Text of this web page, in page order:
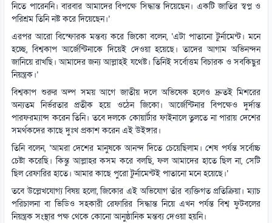
নিতে পারেননি। বারবার আমাদের বিপক্ষে সিদ্ধান্ত দিয়েছেন। একটি জাতির স্বপ্ন ও
পরিশ্রম তিনি নষ্ট করে দিয়েছেন।’
এরপর আরো বিস্ফোরক মন্তব্য করে জিকো বলেন, ‘এটা পাতানো টুর্নামেন্ট। মনে
হচ্ছে, বিশ্বকাপ আর্জেন্টিনাকে দিয়েই দেওয়া হয়েছে। তাদের আগাম অভিনন্দন
জানিয়ে রাখছি। আমাদের জন্য আল্লাহই যথেষ্ট। তিনিই সর্বোত্তম বিচারক ও সবকিছুর
নিয়ন্ত্রক।’
বিশ্বকাপ শুরুর অল্প সময় আগে জাতীয় দলে অভিষেক হলেও দ্রুতই মিশরের
অন্যতম নির্ভরতার প্রতীক হয়ে ওঠেন জিকো। আর্জেন্টিনার বিপক্ষেও দুর্দান্ত
পারফরম্যান্স করেন তিনি। তবে দলকে কোয়ার্টার ফাইনালে তুলতে না পারায় দেশের
সমর্থকদের কাছে দুঃখ প্রকাশ করেন এই উইঙ্গার।
তিনি বলেন, ‘আমরা দেশের মানুষকে আনন্দ দিতে চেয়েছিলাম। শেষ পর্যন্ত সর্বোচ্চ
চেষ্টা করেছি। কিন্তু আল্লাহর কসম করে বলছি, ফল আমাদের হাতে ছিল না, সেটি
ছিল রেফারির হাতে। আমার কাছে পুরো টুর্নামেন্টই পাতানো মনে হয়েছে।’
তবে উল্লেখযোগ্য বিষয় হলো, জিকোর এই অভিযোগ তাঁর ব্যক্তিগত প্রতিক্রিয়া। ম্যাচ
পরিচালনা বা ভিডিও সহকারী রেফারির সিদ্ধান্ত নিয়ে এখন পর্যন্ত বিশ্ব ফুটবলের
নিয়ন্ত্রক সংস্থার পক্ষ থেকে কোনো আনুষ্ঠানিক মন্তব্য দেওয়া হয়নি।